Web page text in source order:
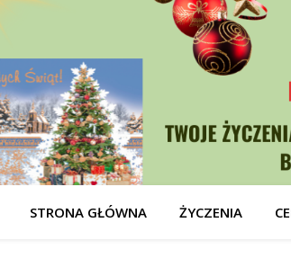
STRONA GŁÓWNA ŻYCZENIA